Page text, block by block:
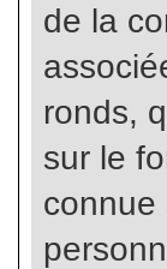
de la
ronds,
sur le
connue